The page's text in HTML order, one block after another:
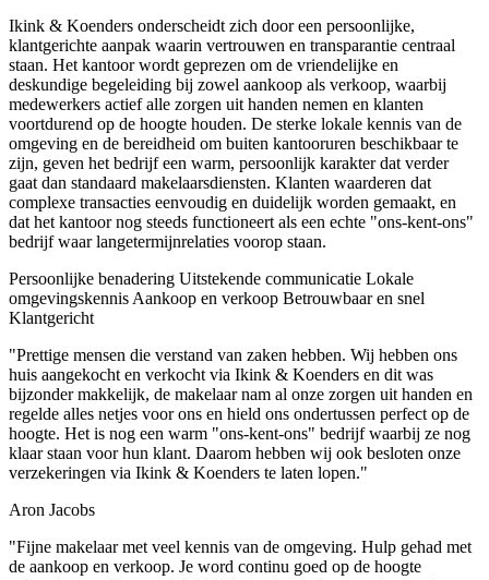
Ikink & Koenders onderscheidt zich door een persoonlijke,
klantgerichte aanpak waarin vertrouwen en transparantie centraal
staan. Het kantoor wordt geprezen om de vriendelijke en
deskundige begeleiding bij zowel aankoop als verkoop, waarbij
medewerkers actief alle zorgen uit handen nemen en klanten
voortdurend op de hoogte houden. De sterke lokale kennis van de
omgeving en de bereidheid om buiten kantooruren beschikbaar te
zijn, geven het bedrijf een warm, persoonlijk karakter dat verder
gaat dan standaard makelaarsdiensten. Klanten waarderen dat
complexe transacties eenvoudig en duidelijk worden gemaakt, en
dat het kantoor nog steeds functioneert als een echte "ons-kent-ons"
bedrijf waar langetermijnrelaties voorop staan.
Persoonlijke benadering Uitstekende communicatie Lokale
omgevingskennisAankoop en verkoop Betrouwbaar en snel
Klantgericht
"Prettige mensen die verstand van zaken hebben. Wij hebben ons
huis aangekocht en verkocht via Ikink & Koenders en dit was
bijzonder makkelijk, de makelaar nam al onze zorgen uit handen en
regelde alles netjes voor ons en hield ons ondertussen perfect op de
hoogte. Het is nog een warm "ons-kent-ons" bedrijf waarbij ze nog
klaar staan voor hun klant. Daarom hebben wij ook besloten onze
verzekeringen via Ikink & Koenders te laten lopen."
Aron Jacobs
"Fijne makelaar met veel kennis van de omgeving. Hulp gehad met
de aankoop en verkoop. Je word continu goed op de hoogte